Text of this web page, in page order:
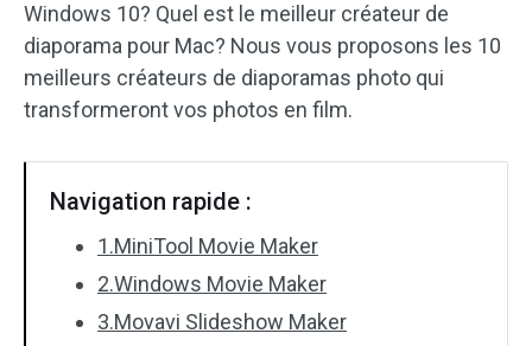
Traitement par lots
Aucun filigrane
Windows 10? Quel est le meilleur créateur de
diaporama pour Mac? Nous vous proposons les 10
meilleurs créateurs de diaporamas photo qui
transformeront vos photos en film.
Navigation rapide :
1.MiniTool Movie Maker
2.Windows Movie Maker
3.Movavi Slideshow Maker